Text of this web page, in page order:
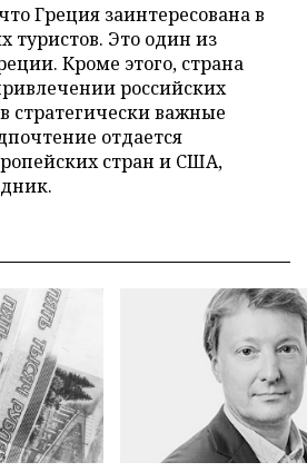
Греция заинтересована в
туристов. Это один из
Кроме этого, страна
российских
стратегически важные
отдается
стран и США,